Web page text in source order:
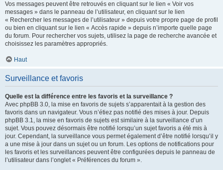
Vos messages peuvent être retrouvés en cliquant sur le lien « Voir vos
messages » dans le panneau de l’utilisateur, en cliquant sur le lien
« Rechercher les messages de l’utilisateur » depuis votre propre page de profil
ou bien en cliquant sur le lien « Accès rapide » depuis n’importe quelle page
du forum. Pour rechercher vos sujets, utilisez la page de recherche avancée et
choisissez les paramètres appropriés.
Haut
Surveillance et favoris
Quelle est la différence entre les favoris et la surveillance ?
Avec phpBB 3.0, la mise en favoris de sujets s’apparentait à la gestion des
favoris dans un navigateur. Vous n’étiez pas notifié des mises à jour. Depuis
phpBB 3.1, la mise en favoris de sujets est similaire à la surveillance d’un
sujet. Vous pouvez désormais être notifié lorsqu’un sujet favoris a été mis à
jour. Cependant, la surveillance vous permet également d’être notifié lorsqu’il y
a une mise à jour dans un sujet ou un forum. Les options de notifications pour
les favoris et les surveillances peuvent être configurées depuis le panneau de
l’utilisateur dans l’onglet « Préférences du forum ».